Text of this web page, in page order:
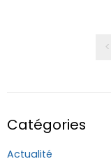
<
Catégories
Actualité